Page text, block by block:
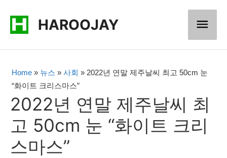
HAROOJAY
메
인
메
뉴
Home » 뉴스 » 사회 » 2022년 연말 제주날씨 최고 50cm 눈
“화이트 크리스마스”
2022년 연말 제주날씨 최
고 50cm 눈 “화이트 크리
스마스”